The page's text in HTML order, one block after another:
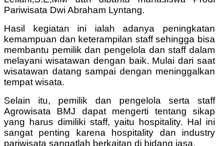
Pariwisata Dwi Abraham Lyntang.
Hasil kegiatan ini ialah adanya peningkatan
kemampuan dan keterampilan staff sehingga bisa
membantu pemilik dan pengelola dan staff dalam
melayani wisatawan dengan baik. Mulai dari saat
wisatawan datang sampai dengan meninggalkan
tempat wisata.
Selain itu, pemilik dan pengelola serta staff
Agrowisata BMJ dapat mengerti tentang sikap
yang harus dimiliki staff, yaitu hospitality. Hal ini
sangat penting karena hospitality dan industry
pariwisata sangatlah berkaitan di bidang jasa.